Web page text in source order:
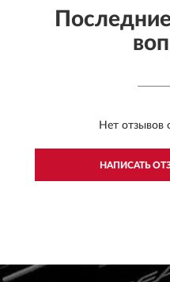
Нет отзывов
НАПИСАТЬ